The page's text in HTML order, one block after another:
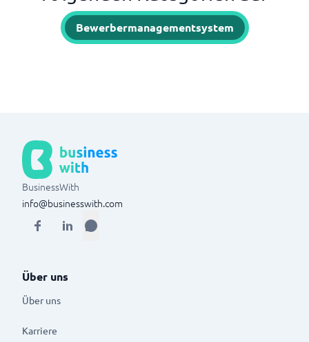
Bewerbermanagementsystem
BusinessWith
info@businesswith.com
Über uns
Über uns
Karriere